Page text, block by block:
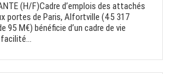
(H/F)Cadre d’emplois des attachés
portes de Paris, Alfortville (45 317
95 M€) bénéficie d’un cadre de vie
facilité...